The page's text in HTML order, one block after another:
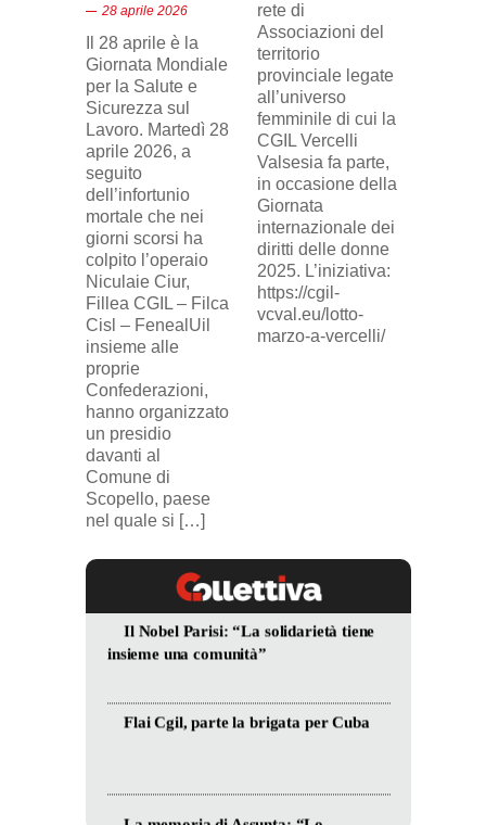
28 aprile 2026
Il 28 aprile è la
Giornata Mondiale
per la Salute e
Sicurezza sul
Lavoro. Martedì 28
aprile 2026, a
seguito
dell’infortunio
mortale che nei
giorni scorsi ha
colpito l’operaio
Niculaie Ciur,
Fillea CGIL – Filca
Cisl – FenealUil
insieme alle
proprie
Confederazioni,
hanno organizzato
un presidio
davanti al
Comune di
Scopello, paese
nel quale si […]
rete di
Associazioni del
territorio
provinciale legate
all’universo
femminile di cui la
CGIL Vercelli
Valsesia fa parte,
in occasione della
Giornata
internazionale dei
diritti delle donne
2025. L’iniziativa:
https://cgil-
vcval.eu/lotto-
marzo-a-vercelli/